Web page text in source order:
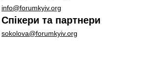
info@forumkyiv.org
Спікери та партнери
sokolova@forumkyiv.org